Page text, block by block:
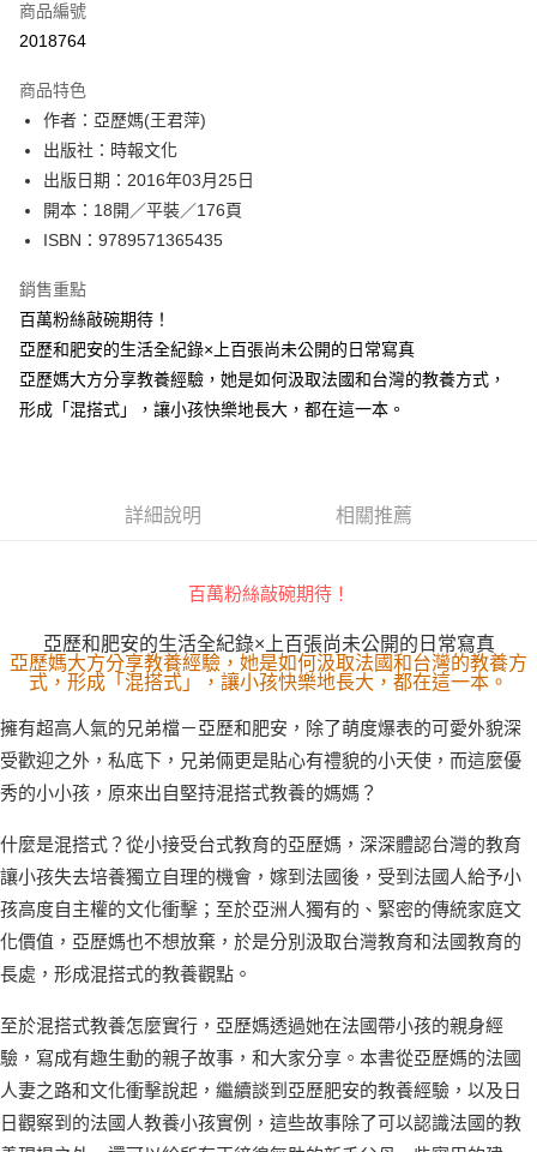
ATM付款
運送方式
付款後全家取貨
每筆NT$60，滿NT$499(含以上)免運費
付款後7-11取貨
每筆NT$60，滿NT$499(含以上)免運費
宅配
每筆NT$100，滿NT$499(含以上)免運費
商品編號
2018764
商品特色
作者：亞歷媽(王君萍)
出版社：時報文化
出版日期：2016年03月25日
開本：18開／平裝／176頁
ISBN：9789571365435
銷售重點
百萬粉絲敲碗期待！
亞歷和肥安的生活全紀錄×上百張尚未公開的日常寫真
亞歷媽大方分享教養經驗，她是如何汲取法國和台灣的教養方式，
形成「混搭式」，讓小孩快樂地長大，都在這一本。
詳細說明 相關推薦
百萬粉絲敲碗期待！
亞歷和肥安的生活全紀錄×上百張尚未公開的日常寫真
亞歷媽大方分享教養經驗，她是如何汲取法國和台灣的教養方
式，形成「混搭式」，讓小孩快樂地長大，都在這一本。
擁有超高人氣的兄弟檔－亞歷和肥安，除了萌度爆表的可愛外貌深
受歡迎之外，私底下，兄弟倆更是貼心有禮貌的小天使，而這麼優
秀的小小孩，原來出自堅持混搭式教養的媽媽？
什麼是混搭式？從小接受台式教育的亞歷媽，深深體認台灣的教育
讓小孩失去培養獨立自理的機會，嫁到法國後，受到法國人給予小
孩高度自主權的文化衝擊；至於亞洲人獨有的、緊密的傳統家庭文
化價值，亞歷媽也不想放棄，於是分別汲取台灣教育和法國教育的
長處，形成混搭式的教養觀點。
至於混搭式教養怎麼實行，亞歷媽透過她在法國帶小孩的親身經
驗，寫成有趣生動的親子故事，和大家分享。本書從亞歷媽的法國
人妻之路和文化衝擊說起，繼續談到亞歷肥安的教養經驗，以及日
日觀察到的法國人教養小孩實例，這些故事除了可以認識法國的教